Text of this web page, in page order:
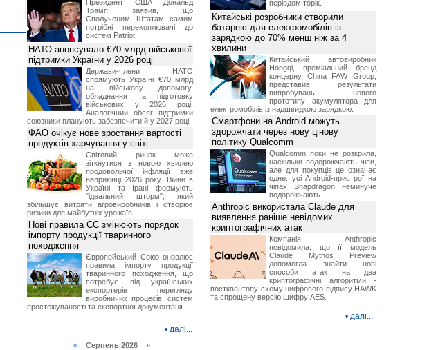
Президент США Дональд
Трамп заявив, що
Сполученим Штатам самим
потрібні перехоплювачі до
систем Patriot.
НАТО анонсувало €70 млрд військової
підтримки України у 2026 році
Держави-члени НАТО
спрямують Україні €70 млрд
на військову допомогу,
обладнання та підготовку
військових у 2026 році.
Аналогічний обсяг підтримки
союзники планують забезпечити й у 2027 році.
ФАО очікує нове зростання вартості
продуктів харчування у світі
Світовий ринок може
зіткнутися з новою хвилею
продовольчої інфляції вже
наприкінці 2026 року. Війни в
Україні та Ірані формують
"ідеальний шторм", який
збільшує витрати агровиробників і створює
ризики для майбутніх урожаїв.
Нові правила ЄС змінюють порядок
імпорту продукції тваринного
походження
Європейський Союз оновлює
правила імпорту продукції
тваринного походження, що
потребує від українських
експортерів перегляду
виробничих процесів, систем
простежуваності та експортної документації.
• далі...
«Серпень 2026 »
періодом торік.
Китайські розробники створили
батарею для електромобілів із
зарядкою до 70% менш ніж за 4
хвилини
Китайський автовиробник
Hongqi, преміальний бренд
концерну China FAW Group,
представив результати
випробувань нового
прототипу акумулятора для
електромобілів із надшвидкою зарядкою.
Смартфони на Android можуть
здорожчати через нову цінову
політику Qualcomm
Qualcomm поки не розкрила,
наскільки подорожчають чіпи,
але для покупців це означає
одне: усі Android-пристрої на
чіпах Snapdragon неминуче
подорожчають.
Anthropic використала Claude для
виявлення раніше невідомих
криптографічних атак
Компанія Anthropic
повідомила, що її модель
Claude Mythos Preview
допомогла знайти нові
способи атак на два
криптографічні алгоритми -
постквантову схему цифрового підпису HAWK
та спрощену версію шифру AES.
• далі...